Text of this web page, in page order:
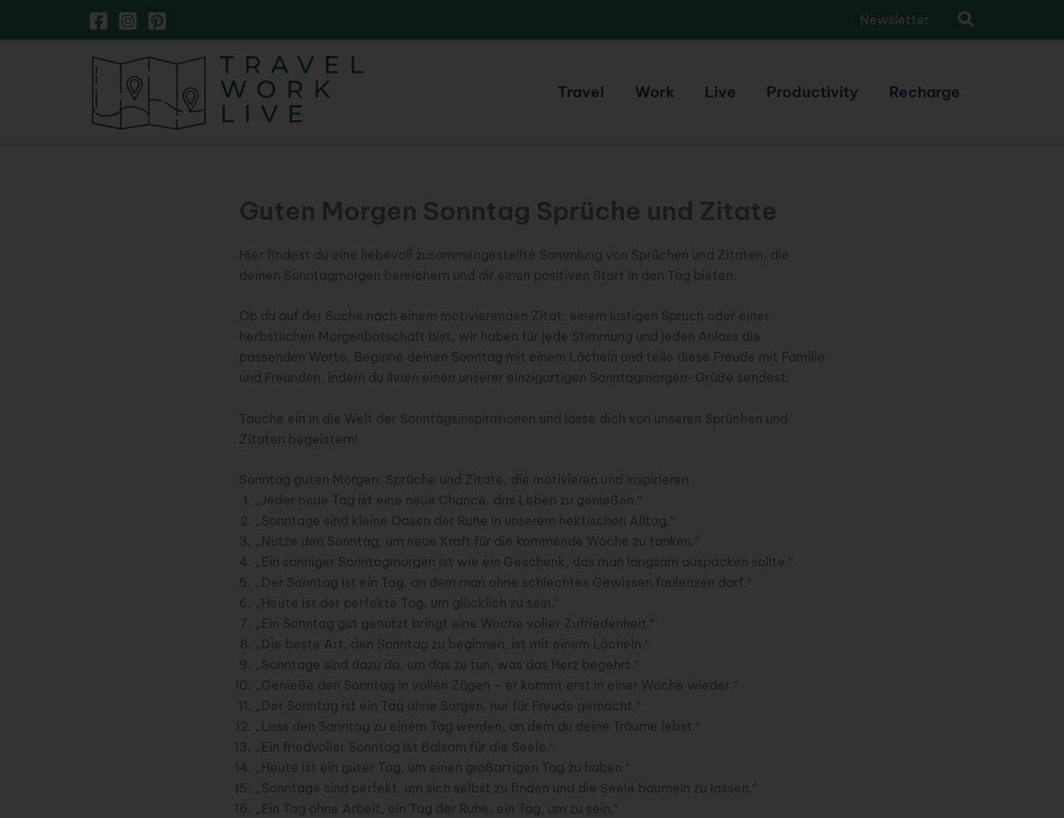
Newsletter
Travel Work Live Productivity Recharge
Guten Morgen Sonntag Sprüche und Zitate
Hier findest du eine liebevoll zusammengestellte Sammlung von Sprüchen und Zitaten, die
deinen Sonntagmorgen bereichern und dir einen positiven Start in den Tag bieten.
Ob du auf der Suche nach einem motivierenden Zitat, einem lustigen Spruch oder einer
herbstlichen Morgenbotschaft bist, wir haben für jede Stimmung und jeden Anlass die
passenden Worte. Beginne deinen Sonntag mit einem Lächeln und teile diese Freude mit Familie
und Freunden, indem du ihnen einen unserer einzigartigen Sonntagmorgen-Grüße sendest.
Tauche ein in die Welt der Sonntagsinspirationen und lasse dich von unseren Sprüchen und
Zitaten begeistern!
Sonntag guten Morgen: Sprüche und Zitate, die motivieren und inspirieren
„Jeder neue Tag ist eine neue Chance, das Leben zu genießen.“
„Sonntage sind kleine Oasen der Ruhe in unserem hektischen Alltag.“
„Nutze den Sonntag, um neue Kraft für die kommende Woche zu tanken.“
„Ein sonniger Sonntagmorgen ist wie ein Geschenk, das man langsam auspacken sollte.“
„Der Sonntag ist ein Tag, an dem man ohne schlechtes Gewissen faulenzen darf.“
„Heute ist der perfekte Tag, um glücklich zu sein.“
„Ein Sonntag gut genutzt bringt eine Woche voller Zufriedenheit.“
„Die beste Art, den Sonntag zu beginnen, ist mit einem Lächeln.“
„Sonntage sind dazu da, um das zu tun, was das Herz begehrt.“
„Genieße den Sonntag in vollen Zügen – er kommt erst in einer Woche wieder.“
„Der Sonntag ist ein Tag ohne Sorgen, nur für Freude gemacht.“
„Lass den Sonntag zu einem Tag werden, an dem du deine Träume lebst.“
„Ein friedvoller Sonntag ist Balsam für die Seele.“
„Heute ist ein guter Tag, um einen großartigen Tag zu haben.“
„Sonntage sind perfekt, um sich selbst zu finden und die Seele baumeln zu lassen.“
„Ein Tag ohne Arbeit, ein Tag der Ruhe, ein Tag, um zu sein.“